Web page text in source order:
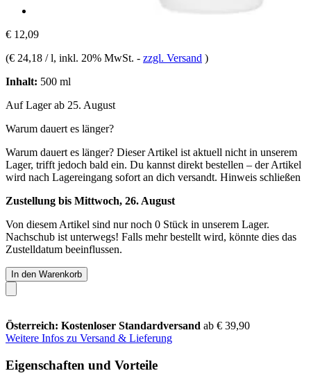
€ 12,09
(€ 24,18 / l, inkl. 20% MwSt. - zzgl. Versand )
Inhalt: 500 ml
Auf Lager ab 25. August
Warum dauert es länger?
Warum dauert es länger? Dieser Artikel ist aktuell nicht in unserem
Lager, trifft jedoch bald ein. Du kannst direkt bestellen – der Artikel
wird nach Lagereingang sofort an dich versandt. Hinweis schließen
Zustellung bis Mittwoch, 26. August
Von diesem Artikel sind nur noch 0 Stück in unserem Lager.
Nachschub ist unterwegs! Falls mehr bestellt wird, könnte dies das
Zustelldatum beeinflussen.
In den Warenkorb
Österreich: Kostenloser Standardversand ab € 39,90
Weitere Infos zu Versand & Lieferung
Eigenschaften und Vorteile